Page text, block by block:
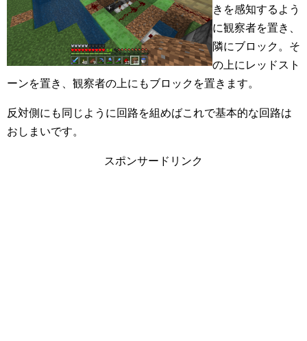
きを感知するよう
に観察者を置き、
隣にブロック。そ
の上にレッドスト
ーンを置き、観察者の上にもブロックを置きます。
反対側にも同じように回路を組めばこれで基本的な回路は
おしまいです。
スポンサードリンク